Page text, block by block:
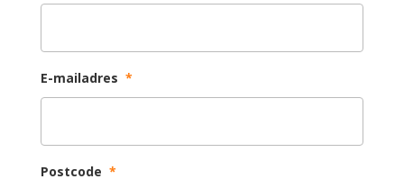
E-mailadres *
Postcode *